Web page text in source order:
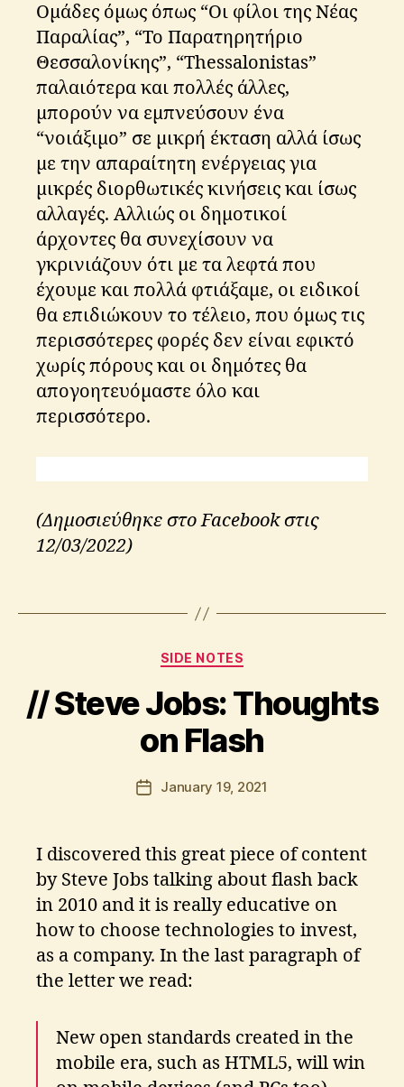
Ομάδες όμως όπως “Οι φίλοι της Νέας
Παραλίας”, “Το Παρατηρητήριο
Θεσσαλονίκης”, “Thessalonistas”
παλαιότερα και πολλές άλλες,
μπορούν να εμπνεύσουν ένα
“νοιάξιμο” σε μικρή έκταση αλλά ίσως
με την απαραίτητη ενέργειας για
μικρές διορθωτικές κινήσεις και ίσως
αλλαγές. Αλλιώς οι δημοτικοί
άρχοντες θα συνεχίσουν να
γκρινιάζουν ότι με τα λεφτά που
έχουμε και πολλά φτιάξαμε, οι ειδικοί
θα επιδιώκουν το τέλειο, που όμως τις
περισσότερες φορές δεν είναι εφικτό
χωρίς πόρους και οι δημότες θα
απογοητευόμαστε όλο και
περισσότερο.
(Δημοσιεύθηκε στο Facebook στις
12/03/2022)
e
s
s
o
i
Categories
SIDE NOTES
// Steve Jobs: Thoughts
on Flash
Post
author
B
A
o
s
t
o
o
ri
ti
k
o
s
PostJanuary 19, 2021
I discovered this great piece of content
by Steve Jobs talking about flash back
in 2010 and it is really educative on
how to choose technologies to invest,
as a company. In the last paragraph of
the letter we read:
New open standards created in the
mobile era, such as HTML5, will win